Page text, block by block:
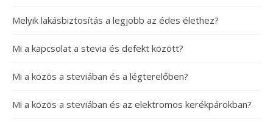
Melyik lakásbiztosítás a legjobb az édes élethez?
Mi a kapcsolat a stevia és defekt között?
Mi a közös a steviában és a légterelőben?
Mi a közös a steviában és az elektromos kerékpárokban?